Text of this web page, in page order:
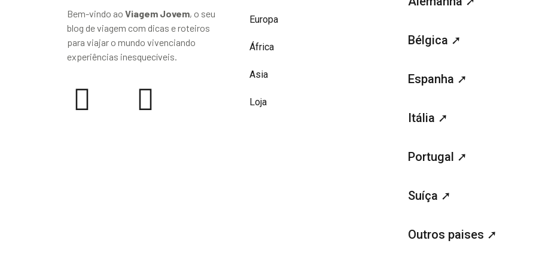
Bem-vindo ao Viagem Jovem, o seu
blog de viagem com dicas e roteiros
para viajar o mundo vivenciando
experiências inesquecíveis.
Europa
África
Asia
Loja
Bélgica ➚
Espanha ➚
Itália ➚
Portugal ➚
Suíça ➚
Outros paises ➚